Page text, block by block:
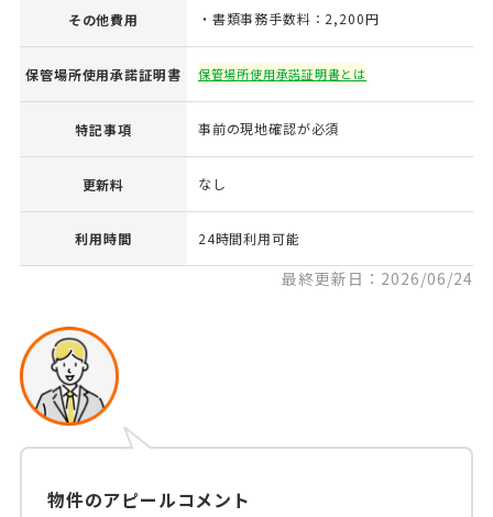
その他費用 ・書類事務手数料：2,200円
保管場所使用承諾証明書 保管場所使用承諾証明書とは
特記事項 事前の現地確認が必須
更新料 なし
利用時間 24時間利用可能
最終更新日：2026/06/24
物件のアピールコメント